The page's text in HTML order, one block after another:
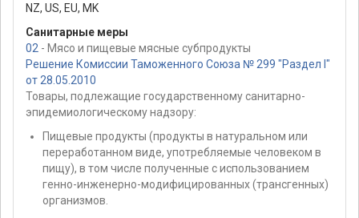
NZ, US, EU, MK
Санитарные меры
02 - Мясо и пищевые мясные субпродукты
Решение Комиссии Таможенного Союза № 299 "Раздел I"
от 28.05.2010
Товары, подлежащие государственному санитарно-
эпидемиологическому надзору:
Пищевые продукты (продукты в натуральном или
переработанном виде, употребляемые человеком в
пищу), в том числе полученные с использованием
генно-инженерно-модифицированных (трансгенных)
организмов.